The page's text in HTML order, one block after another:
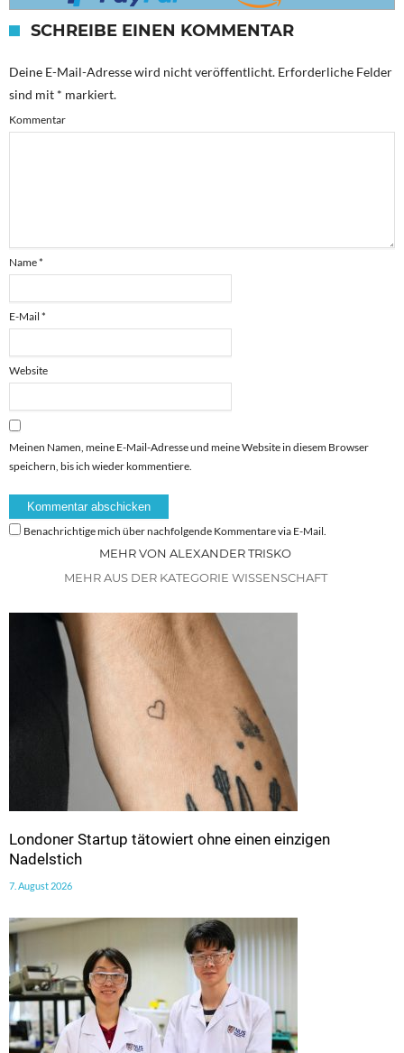
SCHREIBE EINEN KOMMENTAR
Deine E-Mail-Adresse wird nicht veröffentlicht. Erforderliche Felder
sind mit * markiert.
Kommentar
Name*
E-Mail *
Website
Meinen Namen, meine E-Mail-Adresse und meine Website in diesem Browser
speichern, bis ich wieder kommentiere.
Benachrichtige mich über nachfolgende Kommentare via E-Mail.
MEHR VON ALEXANDER TRISKO
MEHR AUS DER KATEGORIE WISSENSCHAFT
Londoner Startup tätowiert ohne einen einzigen
Nadelstich
7. August 2026